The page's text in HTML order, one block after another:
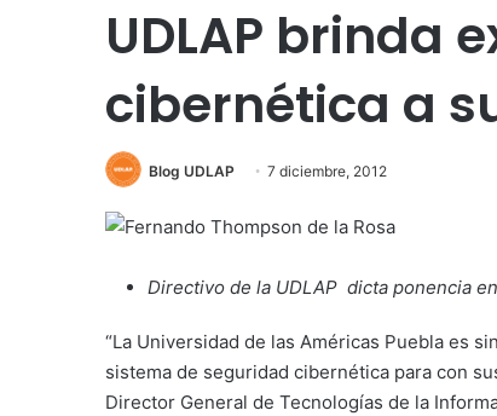
UDLAP brinda
cibernética a
Blog UDLAP 7 diciembre, 2012
Directivo de la UDLAP dicta ponencia
“La Universidad de las Américas Puebla es
sistema de seguridad cibernética para con
Director General de Tecnologías de la